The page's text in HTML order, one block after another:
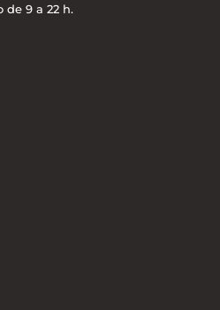
de 9 a 22 h.